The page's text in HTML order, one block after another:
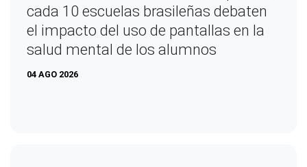
cada 10 escuelas brasileñas debaten
el impacto del uso de pantallas en la
salud mental de los alumnos
04 AGO 2026